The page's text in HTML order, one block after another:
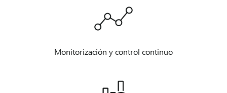
Monitorización y control continuo